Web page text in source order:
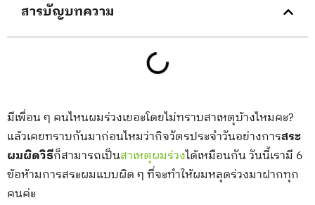
สารบัญบทความ
มีเพื่อน ๆ คนไหนผมร่วงเยอะโดยไม่ทราบสาเหตุบ้างไหมคะ?
แล้วเคยทราบกันมาก่อนไหมว่ากิจวัตรประจำวันอย่างการสระ
ผมผิดวิธีก็สามารถเป็นสาเหตุผมร่วงได้เหมือนกัน วันนี้เรามี 6
ข้อห้ามการสระผมแบบผิด ๆ ที่จะทำให้ผมหลุดร่วงมาฝากทุก
คนค่ะ